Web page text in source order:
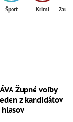
Šport Krimi
Župné voľby
z kandidátov